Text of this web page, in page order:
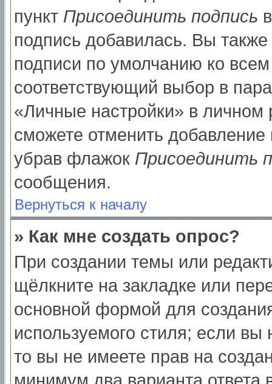
пункт Присоединить подпись
подпись добавилась. Вы
подписи по умолчанию ко
соответствующий выбор в
«Личные настройки» в
сможете отменить
убрав флажок Присоединить
сообщения.
Вернуться к началу
» Как мне создать опрос?
При создании темы или
щёлкните на закладке или
основной формой для
используемого стиля; если
то вы не имеете прав на